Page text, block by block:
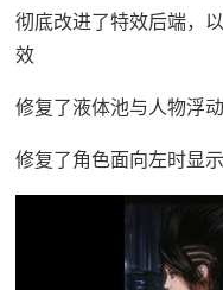
彻底改进了特效后端，
效
修复了液体池与人物浮
修复了角色面向左时显